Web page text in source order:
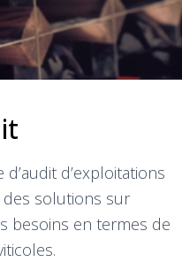
d’exploitations
solutions sur
besoins en termes de